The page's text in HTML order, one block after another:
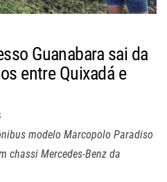
Guanabara sai da
entre Quixadá e
modelo Marcopolo Paradiso
chassi Mercedes-Benz da